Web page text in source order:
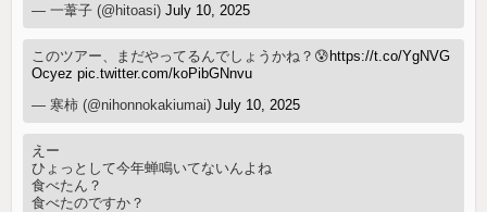
— 一葦子 (@hitoasi)July 10, 2025
このツアー、まだやってるんでしょうかね？😰https://t.co/YgNVG
Ocyez pic.twitter.com/koPibGNnvu
— 寒柿 (@nihonnokakiumai)July 10, 2025
えー
ひょっとして今年蝉鳴いてないんよね
食べたん？
食べたのですか？